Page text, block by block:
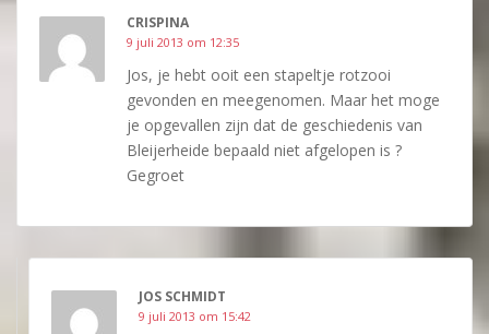
CRISPINA
9 juli 2013 om 12:35
Jos, je hebt ooit een stapeltje rotzooi
gevonden en meegenomen. Maar het moge
je opgevallen zijn dat de geschiedenis van
Bleijerheide bepaald niet afgelopen is ?
Gegroet
JOS SCHMIDT
9 juli 2013 om 15:42